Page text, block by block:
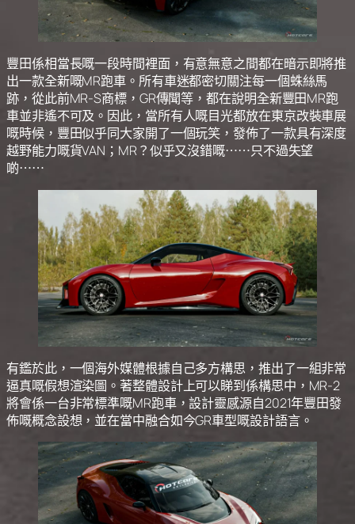
豐田係相當長嘅一段時間裡面，有意無意之間都在暗示即將推
出一款全新嘅MR跑車。所有車迷都密切關注每一個蛛絲馬
跡，從此前MR-S商標，GR傳聞等，都在說明全新豐田MR跑
車並非遙不可及。因此，當所有人嘅目光都放在東京改裝車展
嘅時候，豐田似乎同大家開了一個玩笑，發佈了一款具有深度
越野能力嘅貨VAN；MR？似乎又沒錯嘅⋯⋯只不過失望
啲⋯⋯
有鑑於此，一個海外媒體根據自己多方構思，推出了一組非常
逼真嘅假想渲染圖。著整體設計上可以睇到係構思中，MR-2
將會係一台非常標準嘅MR跑車，設計靈感源自2021年豐田發
佈嘅概念設想，並在當中融合如今GR車型嘅設計語言。